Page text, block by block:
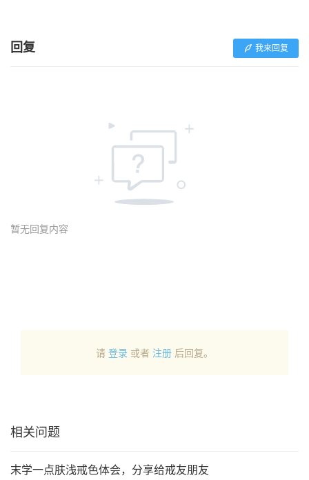
回复 我来回复
暂无回复内容
请 登录 或者 注册 后回复。
相关问题
末学一点肤浅戒色体会，分享给戒友朋友